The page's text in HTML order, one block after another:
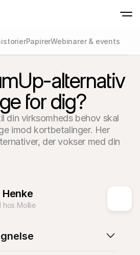
Tap to Pay på iPhone
Accepter kontaktløse betalinger direkte
Lær mere
Online betalinger
Accepter og
onlinebetalinger
Fysiske betalinger
Tag imod betalinger
terminaler og
Checkout
Tilbyd et checkout
konvertering
konvertering
Til
PapirerWebinarer & events
alternativ
for dig?
din virksomheds behov skal
imod kortbetalinger. Her
der vokser med din
hos Mollie